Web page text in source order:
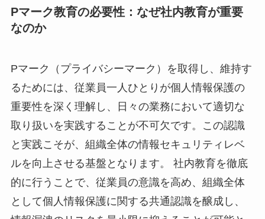
Pマーク教育の必要性：なぜ社内教育が重要
なのか
Pマーク（プライバシーマーク）を取得し、維持す
るためには、従業員一人ひとりが個人情報保護の
重要性を深く理解し、日々の業務において適切な
取り扱いを実践することが不可欠です。この認識
と実践こそが、組織全体の情報セキュリティレベ
ルを向上させる基盤となります。 社内教育を徹底
的に行うことで、従業員の意識を高め、組織全体
として個人情報保護に関する共通認識を醸成し、